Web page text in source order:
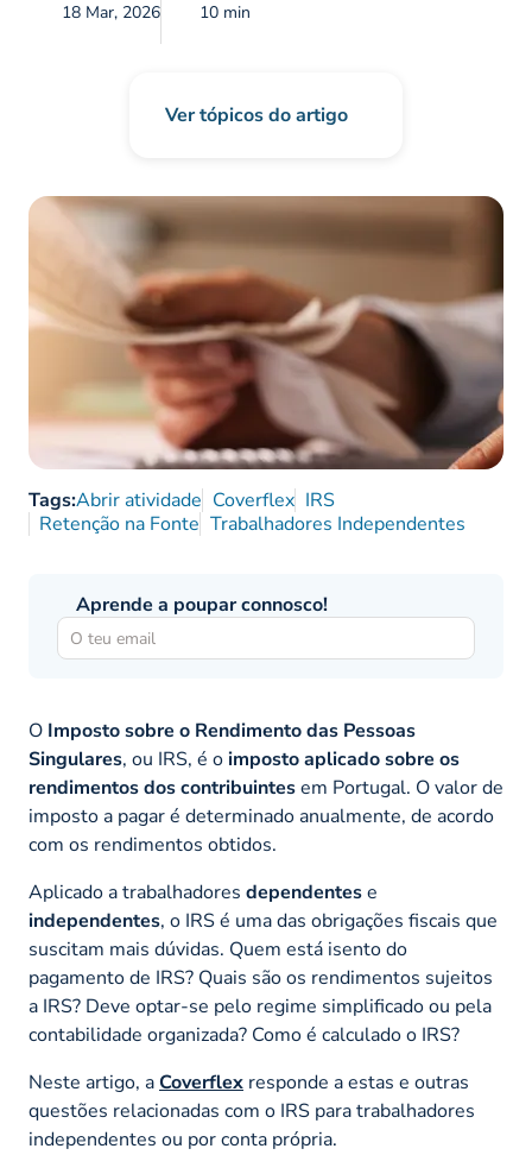
18 Mar, 2026 10 min
Ver tópicos do artigo
Tags:Abrir atividade Coverflex IRS
Retenção na Fonte Trabalhadores Independentes
Aprende a poupar connosco!
O Imposto sobre o Rendimento das Pessoas
Singulares, ou IRS, é o imposto aplicado sobre os
rendimentos dos contribuintesem Portugal. O valor de
imposto a pagar é determinado anualmente, de acordo
com os rendimentos obtidos.
Aplicado a trabalhadores dependentese
independentes, o IRS é uma das obrigações fiscais que
suscitam mais dúvidas. Quem está isento do
pagamento de IRS? Quais são os rendimentos sujeitos
a IRS? Deve optar-se pelo regime simplificado ou pela
contabilidade organizada? Como é calculado o IRS?
Neste artigo, aCoverflex responde a estas e outras
questões relacionadas com o IRS para trabalhadores
independentes ou por conta própria.